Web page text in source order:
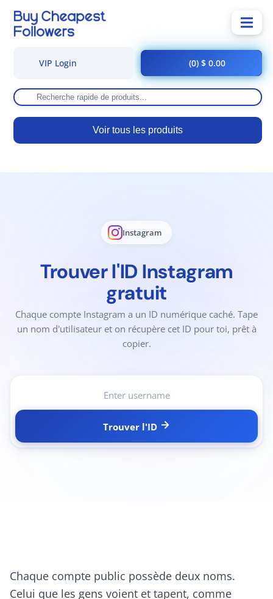
Voir tous les produits
VIP Login (0) $ 0.00
Instagram
Trouver l'ID Instagram
gratuit
Chaque compte Instagram a un ID numérique caché. Tape
un nom d'utilisateur et on récupère cet ID pour toi, prêt à
copier.
Trouver l'ID
Chaque compte public possède deux noms.
Celui que les gens voient et tapent, comme